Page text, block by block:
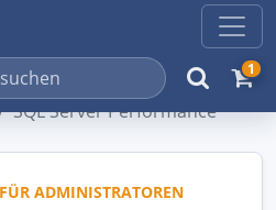
1
SQL Server Performance
ADMINISTRATOREN